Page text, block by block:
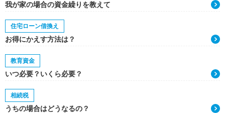
我が家の場合の資金繰りを教えて
住宅ローン借換え
お得にかえす方法は？
教育資金
いつ必要？いくら必要？
相続税
うちの場合はどうなるの？